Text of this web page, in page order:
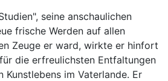
seine anschaulichen
frische Werden auf allen
Zeuge er ward, wirkte er hinfort
die erfreulichsten Entfaltungen
Kunstlebens im Vaterlande. Er